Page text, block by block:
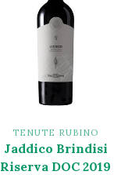
TENUTE RUBINO
Jaddico Brindisi
Riserva DOC 2019